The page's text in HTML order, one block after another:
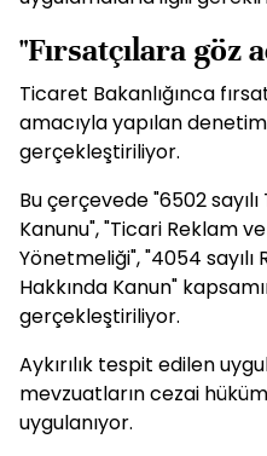
"Fırsatçılara göz
Ticaret Bakanlığınca
amacıyla yapılan
gerçekleştiriliyor.
Bu çerçevede "6502
Kanunu", "Ticari Reklam
Yönetmeliği", "4054
Hakkında Kanun"
gerçekleştiriliyor.
Aykırılık tespit edilen
mevzuatların cezai
uygulanıyor.